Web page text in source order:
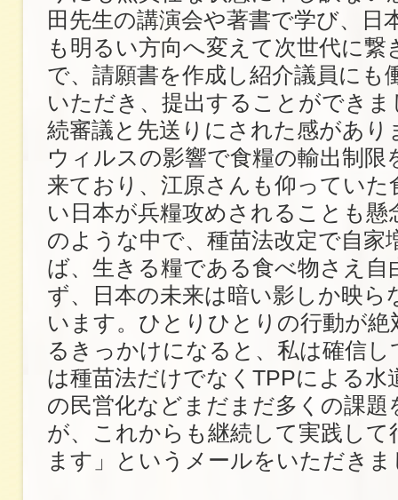
田先生の講演会や著書で学び、日
も明るい方向へ変えて次世代に繋
で、請願書を作成し紹介議員にも
いただき、提出することができま
続審議と先送りにされた感があり
ウィルスの影響で食糧の輸出制限
来ており、江原さんも仰っていた
い日本が兵糧攻めされることも懸
のような中で、種苗法改定で自家
ば、生きる糧である食べ物さえ自
ず、日本の未来は暗い影しか映ら
います。ひとりひとりの行動が絶
るきっかけになると、私は確信し
は種苗法だけでなくTPPによる水
の民営化などまだまだ多くの課題
が、これからも継続して実践して
ます」というメールをいただきま